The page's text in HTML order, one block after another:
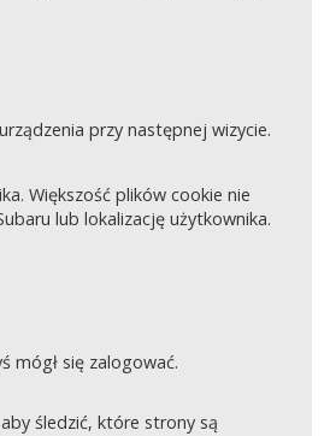
przy następnej wizycie.
Większość plików cookie nie
lub lokalizację użytkownika.
mógł się zalogować.
śledzić, które strony są